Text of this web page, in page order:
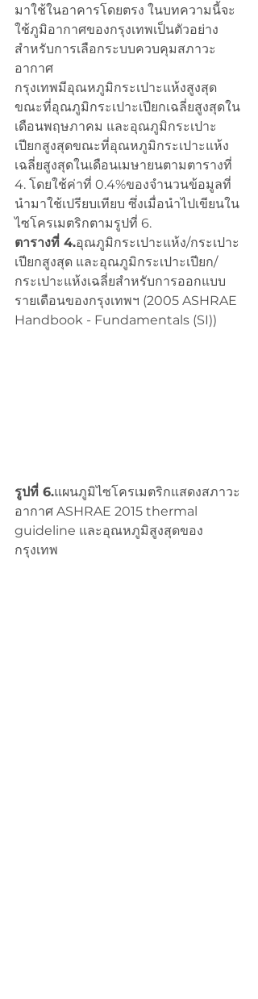
มาใช้ในอาคารโดยตรง ในบทความนี้จะ
ใช้ภูมิอากาศของกรุงเทพเป็นตัวอย่าง
สำหรับการเลือกระบบควบคุมสภาวะ
อากาศ
กรุงเทพมีอุณหภูมิกระเปาะแห้งสูงสุด
ขณะที่อุณภูมิกระเปาะเปียกเฉลี่ยสูงสุดใน
เดือนพฤษภาคม และอุณภูมิกระเปาะ
เปียกสูงสุดขณะที่อุณหภูมิกระเปาะแห้ง
เฉลี่ยสูงสุดในเดือนเมษายนตามตารางที่
4. โดยใช้ค่าที่ 0.4%ของจำนวนข้อมูลที่
นำมาใช้เปรียบเทียบ ซึ่งเมื่อนำไปเขียนใน
ไซโครเมตริกตามรูปที่ 6.
ตารางที่ 4.อุณภูมิกระเปาะแห้ง/กระเปาะ
เปียกสูงสุด และอุณภูมิกระเปาะเปียก/
กระเปาะแห้งเฉลี่ยสำหรับการออกแบบ
รายเดือนของกรุงเทพฯ (2005 ASHRAE
Handbook - Fundamentals (SI))
รูปที่ 6.แผนภูมิไซโครเมตริกแสดงสภาวะ
อากาศ ASHRAE 2015 thermal
guideline และอุณหภูมิสูงสุดของ
กรุงเทพ